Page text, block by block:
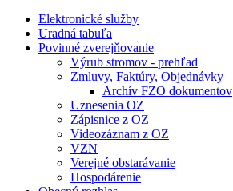
Elektronické služby
Uradná tabuľa
Povinné zverejňovanie
Výrub stromov - prehľad
Zmluvy, Faktúry, Objednávky
Archív FZO dokumentov
Uznesenia OZ
Zápisnice z OZ
Videozáznam z OZ
VZN
Verejné obstarávanie
Hospodárenie